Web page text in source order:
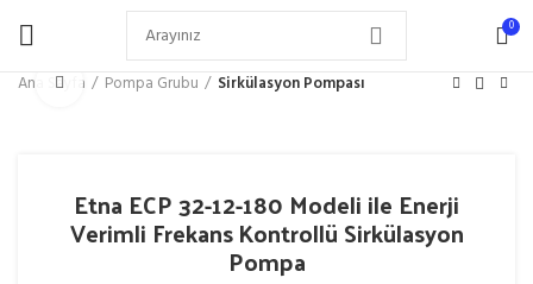
0
Ana Sayfa Pompa Grubu Sirkülasyon Pompası
Büyütmek için tıklayın
Etna ECP 32-12-180 Modeli ile Enerji
Verimli Frekans Kontrollü Sirkülasyon
Pompa